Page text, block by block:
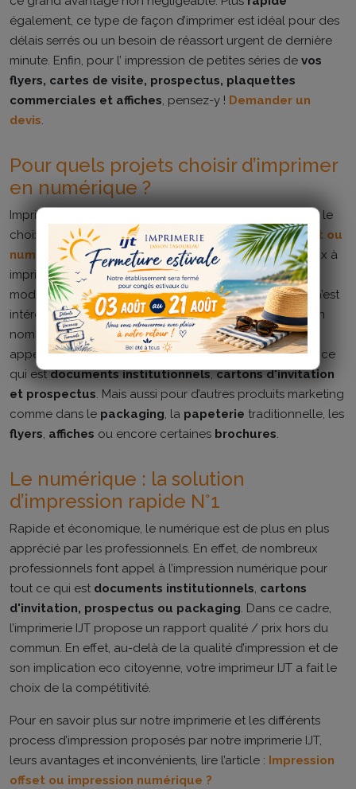
également, ce type de façon d’imprimer est idéal pour des
délais serrés ou un besoin de réassort urgent de dernière
minute. Enfin, pour l’ impression de petites séries de vos
flyers, cartes de visite, prospectus, plaquettes
commerciales et affiches, pensez-y ! Demander un
devis.
Pour quels projets choisir d’imprimer
en numérique ?
Imprimer en numérique n’est pas systématique. En effet, le
choix du type de technique d’impression utilisée (offset ou
numérique ) doit se faire en fonction du type de travaux à
imprimer et la quantité souhaitée. Si dans notre société
moderne, l' impression numérique est très utilisée, elle n’est
intéressante que jusqu’à une certaine quantité. Mais bon
nombre d’agences de pub ou de communication font
appel à l’impression numérique. Par exemple pour tout ce
qui estdocuments institutionnels,cartons d'invitation
et prospectus. Mais aussi pour d’autres produits marketing
comme dans le packaging, la papeterie traditionnelle, les
flyers, affiches ou encore certaines brochures.
Le numérique : la solution
d’impression rapide N°1
Rapide et économique, le numérique est de plus en plus
apprécié par les professionnels. En effet, de nombreux
professionnels font appel à l’impression numérique pour
tout ce qui est documents institutionnels, cartons
d'invitation, prospectus ou packaging. Dans ce cadre,
l’imprimerie IJT propose un rapport qualité / prix hors du
commun. En effet, au-delà de la qualité d’impression et de
son implication eco citoyenne, votre imprimeur IJT a fait le
choix de la compétitivité.
Pour en savoir plus sur notre imprimerie et les différents
process d’impression proposés par notre imprimerie IJT,
leurs avantages et inconvénients, lire l’article : Impression
offset ou impression numérique ?